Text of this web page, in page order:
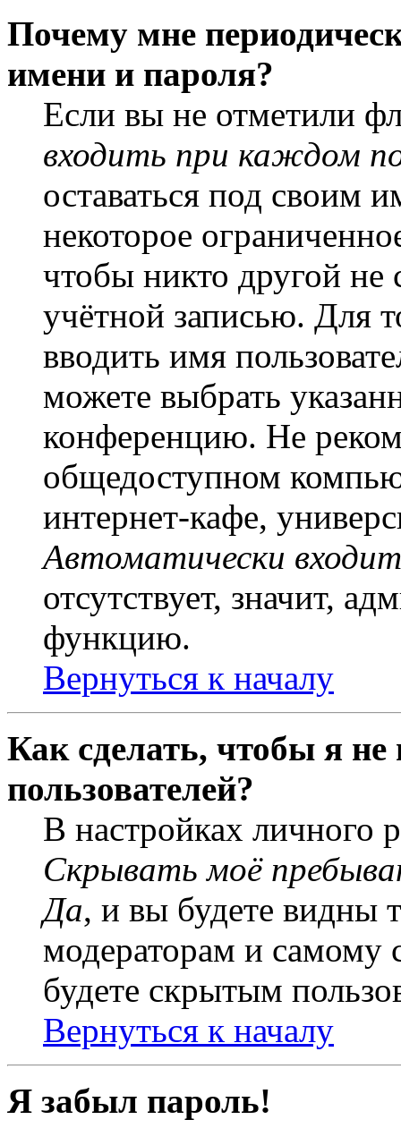
Почему мне
имени и пароля?
Если вы не отметили
входить при каждом
оставаться под своим
некоторое
чтобы никто другой не
учётной записью. Для
вводить имя
можете выбрать
конференцию. Не
общедоступном
интернет-кафе,
Автоматически
отсутствует, значит,
функцию.
Вернуться к началу
Как сделать, чтобы я
пользователей?
В настройках личного
Скрывать моё
Да, и вы будете видны
модераторам и самому
будете скрытым
Вернуться к началу
Я забыл пароль!